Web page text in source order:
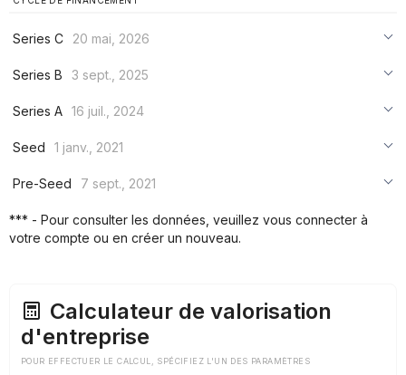
Series C
20 mai, 2026
***
Series B
3 sept., 2025
***
Series A 16 juil., 2024
***
Seed
1 janv., 2021
***
Pre-Seed
7 sept., 2021
*** - Pour consulter les données, veuillez vous connecter à
votre compte ou en créer un nouveau.
Calculateur de valorisation
d'entreprise
POUR EFFECTUER LE CALCUL, SPÉCIFIEZ L'UN DES PARAMÈTRES